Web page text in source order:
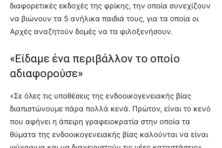
διαφορετικές εκδοχές της φρίκης, την οποία συνεχίζουν
να βιώνουν τα 5 ανήλικα παιδιά τους, για τα οποία οι
Αρχές αναζητούν δομές να τα φιλοξενήσουν.
«Είδαμε ένα περιβάλλον το οποίο
αδιαφορούσε»
«Σε όλες τις υποθέσεις της ενδοοικογενειακής βίας
διαπιστώνουμε πάρα πολλά κενά. Πρώτον, είναι το κενό
που αφήνει η άπειρη γραφειοκρατία στην οποία τα
θύματα της ενδοοικογενειακής βίας καλούνται να είναι